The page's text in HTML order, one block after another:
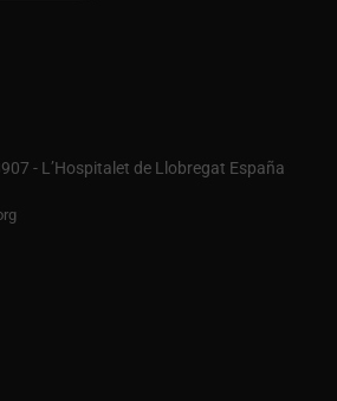
- L’Hospitalet de Llobregat España